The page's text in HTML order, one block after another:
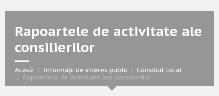
Rapoartele de activitate ale
consilierilor
Acasă Informații de interes public
Consiliul local
Rapoartele de activitate ale consilierilor